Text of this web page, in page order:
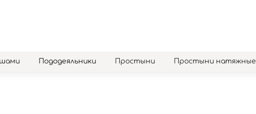
Пододеяльники Простыни Простыни натяжные